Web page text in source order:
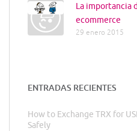
La importancia
ecommerce
29 enero 2015
ENTRADAS RECIENTES
How to Exchange TRX for
Safely